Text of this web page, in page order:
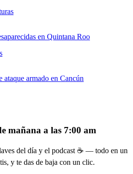
en Quintana Roo
ataque armado en Cancún
mañana a las 7:00 am
del día y el podcast ☕ — todo en un
y te das de baja con un clic.